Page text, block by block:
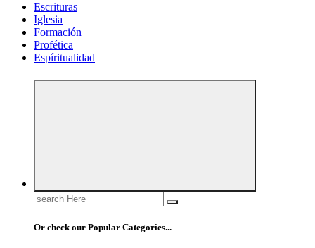
Escrituras
Iglesia
Formación
Profética
Espíritualidad
Search
for:
Or check our Popular Categories...